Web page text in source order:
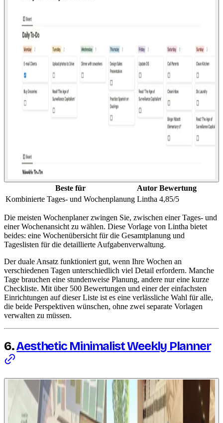
Beste für Autor Bewertung
Kombinierte Tages- und Wochenplanung Lintha 4,85/5
Die meisten Wochenplaner zwingen Sie, zwischen einer Tages- und
einer Wochenansicht zu wählen. Diese Vorlage von Lintha bietet
beides: eine Wochenübersicht für die Gesamtplanung und
Tageslisten für die detaillierte Aufgabenverwaltung.
Der duale Ansatz funktioniert gut, wenn Ihre Wochen an
verschiedenen Tagen unterschiedlich viel Detail erfordern. Manche
Tage brauchen eine stundenweise Planung, andere nur eine kurze
Checkliste. Mit über 500 Bewertungen und einer der einfachsten
Einrichtungen auf dieser Liste ist es eine verlässliche Wahl für alle,
die beide Perspektiven wünschen, ohne zwei separate Vorlagen
verwalten zu müssen.
6.Aesthetic Minimalist Weekly Planner